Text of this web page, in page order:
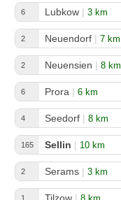
6 Lubkow | 3 km
2 Neuendorf | 7 km
2 Neuensien | 8 km
6 Prora | 6 km
4 Seedorf | 8 km
165 Sellin | 10 km
2 Serams | 3 km
1 Tilzow |